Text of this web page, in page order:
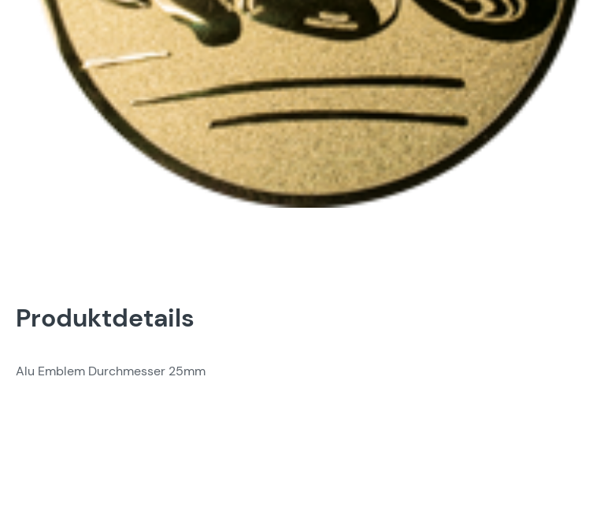
Produktdetails
Alu Emblem Durchmesser 25mm